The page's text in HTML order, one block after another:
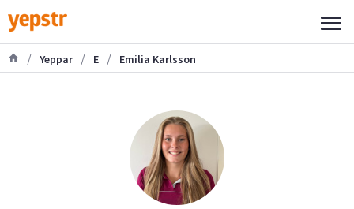
/ Yeppar / E / Emilia Karlsson